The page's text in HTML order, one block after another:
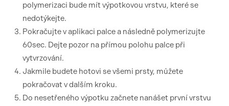
polymerizaci bude mít výpotkovou vrstvu, které se
nedotýkejte.
Pokračujte v aplikaci palce a následně polymerizujte
60sec. Dejte pozor na přímou polohu palce při
vytvrzování.
Jakmile budete hotovi se všemi prsty, můžete
pokračovat v dalším kroku.
Do nesetřeného výpotku začnete nanášet první vrstvu